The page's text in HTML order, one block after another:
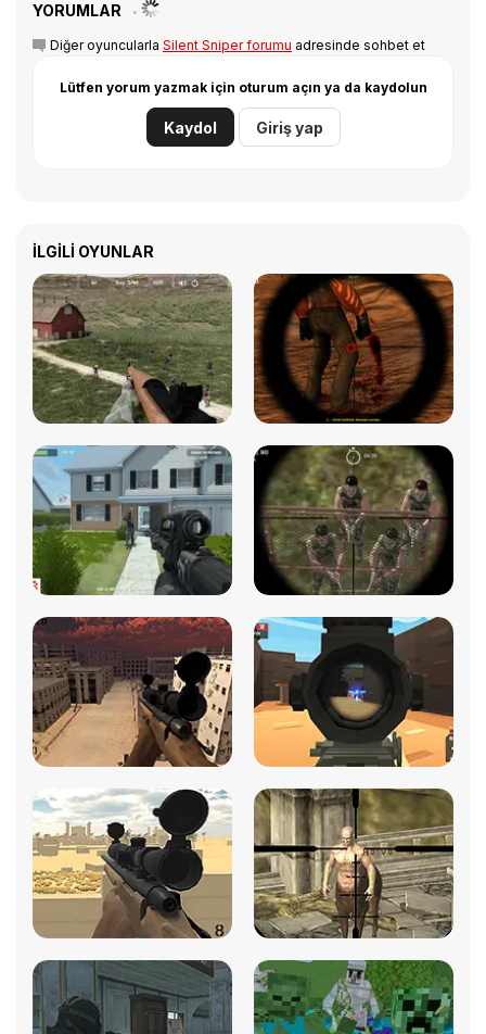
YORUMLAR
Diğer oyuncularla Silent Sniper forumu adresinde sohbet et
Lütfen yorum yazmak için oturum açın ya da kaydolun
Kaydol Giriş yap
İLGILI OYUNLAR